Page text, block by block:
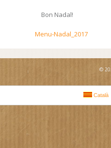
Bon Nadal!
©
Català